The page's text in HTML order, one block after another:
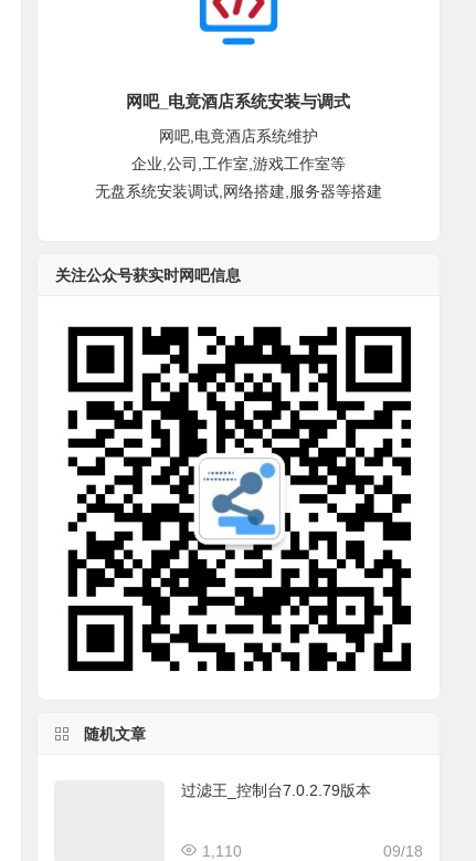
网吧_电竟酒店系统安装与调式
网吧,电竟酒店系统维护
企业,公司,工作室,游戏工作室等
无盘系统安装调试,网络搭建,服务器等搭建
关注公众号获实时网吧信息
随机文章
过滤王_控制台7.0.2.79版本
09/18
1,110